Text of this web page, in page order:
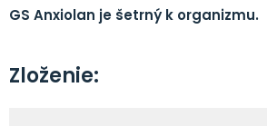
GS Anxiolan je šetrný k organizmu.
Zloženie: